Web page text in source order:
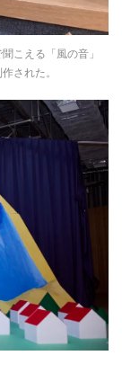
こえる「風の音」
された。